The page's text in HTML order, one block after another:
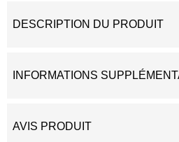
DESCRIPTION DU PRODUIT
INFORMATIONS
AVIS PRODUIT